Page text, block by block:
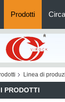
Prodotti
Linea di
PRODOTTI